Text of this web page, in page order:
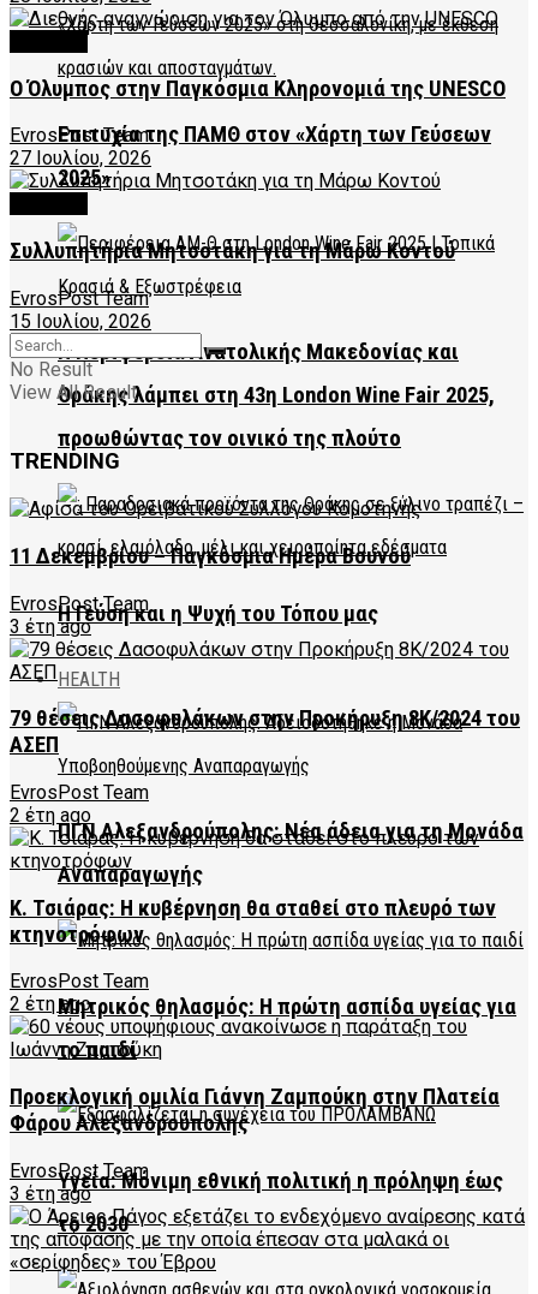
Επιτυχία της ΠΑΜΘ στον «Χάρτη των Γεύσεων
2025»
Η Περιφέρεια Ανατολικής Μακεδονίας και
Θράκης λάμπει στη 43η London Wine Fair 2025,
προωθώντας τον οινικό της πλούτο
Η Γεύση και η Ψυχή του Τόπου μας
HEALTH
ΠΓΝ Αλεξανδρούπολης: Νέα άδεια για τη Μονάδα
Αναπαραγωγής
Μητρικός θηλασμός: Η πρώτη ασπίδα υγείας για
το παιδί
Υγεία: Μόνιμη εθνική πολιτική η πρόληψη έως
το 2030
Ο Όλυμπος στην Παγκόσμια Κληρονομιά της UNESCO
EvrosPost Team
27 Ιουλίου, 2026
Συλλυπητήρια Μητσοτάκη για τη Μάρω Κοντού
EvrosPost Team
15 Ιουλίου, 2026
No Result
View All Result
TRENDING
11 Δεκεμβρίου – Παγκόσμια Ημέρα Βουνού
EvrosPost Team
3 έτη ago
79 θέσεις Δασοφυλάκων στην Προκήρυξη 8K/2024 του
ΑΣΕΠ
EvrosPost Team
2 έτη ago
Κ. Τσιάρας: Η κυβέρνηση θα σταθεί στο πλευρό των
κτηνοτρόφων
EvrosPost Team
2 έτη ago
Προεκλογική ομιλία Γιάννη Ζαμπούκη στην Πλατεία
Φάρου Αλεξανδρούπολης
EvrosPost Team
3 έτη ago